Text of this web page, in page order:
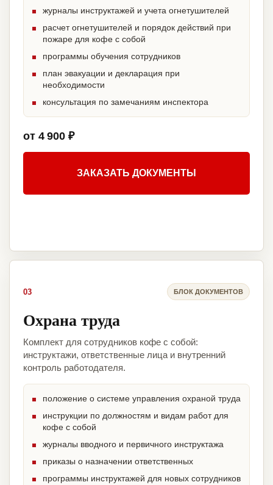
журналы инструктажей и учета огнетушителей
расчет огнетушителей и порядок действий при
пожаре для кофе с собой
программы обучения сотрудников
план эвакуации и декларация при
необходимости
консультация по замечаниям инспектора
от 4 900 ₽
ЗАКАЗАТЬ ДОКУМЕНТЫ
03 БЛОК ДОКУМЕНТОВ
Охрана труда
Комплект для сотрудников кофе с собой:
инструктажи, ответственные лица и внутренний
контроль работодателя.
положение о системе управления охраной труда
инструкции по должностям и видам работ для
кофе с собой
журналы вводного и первичного инструктажа
приказы о назначении ответственных
программы инструктажей для новых сотрудников